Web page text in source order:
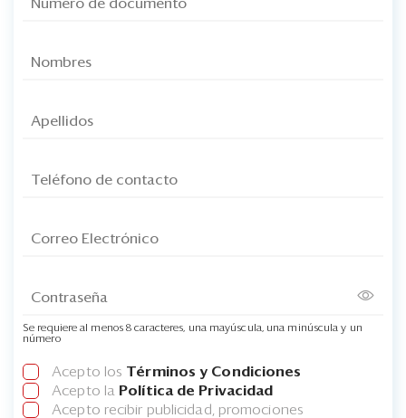
Se requiere al menos 8 caracteres, una mayúscula, una minúscula y un
número
Acepto los Términos y Condiciones
Acepto la Política de Privacidad
Acepto recibir publicidad, promociones